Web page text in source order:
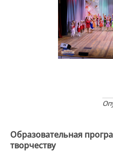
Образовательная
творчеству